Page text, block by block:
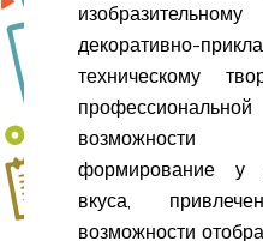
техническому
возможности
формирование у
вкуса,
возможности